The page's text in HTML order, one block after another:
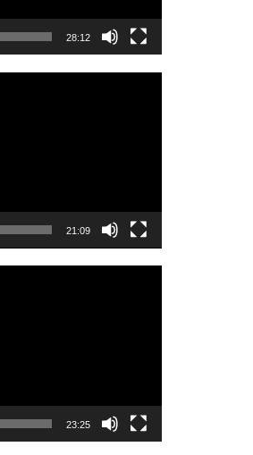
28:12
21:09
23:25